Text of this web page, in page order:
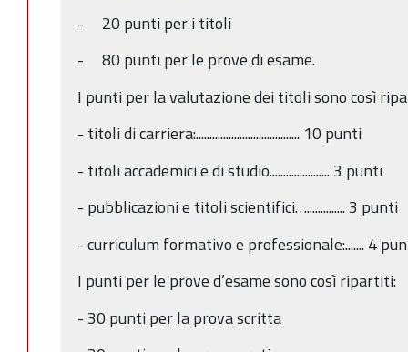
- 20 punti per i titoli
- 80 punti per le prove di esame.
I punti per la valutazione dei titoli sono così
- titoli di carriera:...................................... 10 punti
- titoli accademici e di studio...................... 3 punti
- pubblicazioni e titoli scientifici….............. 3 punti
- curriculum formativo e professionale:....... 4
I punti per le prove d’esame sono così ripartiti:
- 30 punti per la prova scritta